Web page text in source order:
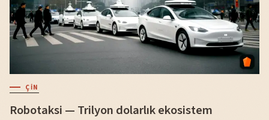
ÇIN
Robotaksi — Trilyon dolarlık ekosistem